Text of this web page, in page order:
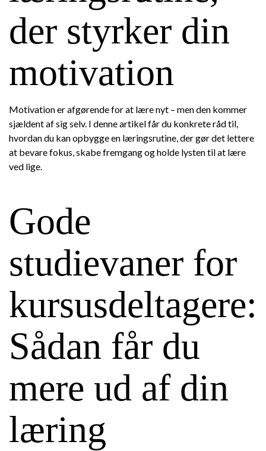
der styrker din
motivation
Motivation er afgørende for at lære nyt – men den kommer
sjældent af sig selv. I denne artikel får du konkrete råd til,
hvordan du kan opbygge en læringsrutine, der gør det lettere
at bevare fokus, skabe fremgang og holde lysten til at lære
ved lige.
Gode
studievaner for
kursusdeltagere:
Sådan får du
mere ud af din
læring